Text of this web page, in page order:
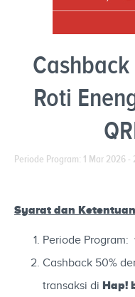
Roti
Periode Program: 1 Mar 2026 -
Syarat dan
Periode Program:
Cashback 50%
transaksi di Hap!